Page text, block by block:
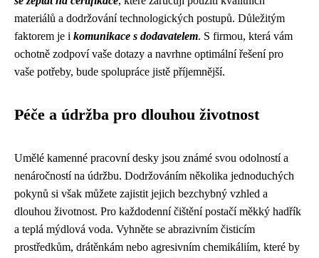
materiálů a dodržování technologických postupů. Důležitým
faktorem je i komunikace s dodavatelem. S firmou, která vám
ochotně zodpoví vaše dotazy a navrhne optimální řešení pro
vaše potřeby, bude spolupráce jistě příjemnější.
Péče a údržba pro dlouhou životnost
Umělé kamenné pracovní desky jsou známé svou odolností a
nenáročností na údržbu. Dodržováním několika jednoduchých
pokynů si však můžete zajistit jejich bezchybný vzhled a
dlouhou životnost. Pro každodenní čištění postačí měkký hadřík
a teplá mýdlová voda. Vyhněte se abrazivním čisticím
prostředkům, drátěnkám nebo agresivním chemikáliím, které by